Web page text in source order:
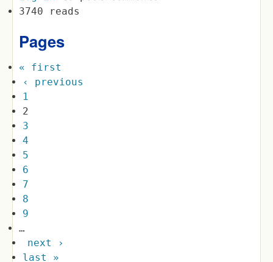
3740 reads
Pages
« first
‹ previous
1
2
3
4
5
6
7
8
9
…
next ›
last »